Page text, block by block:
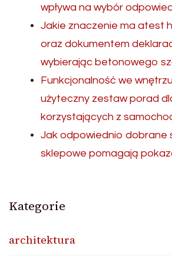
wpływa na wybór
Jakie znaczenie ma atest
oraz dokumentem
wybierając betonowego
Funkcjonalność we
użyteczny zestaw porad
korzystających z
Jak odpowiednio dobrane
sklepowe pomagają
Kategorie
architektura